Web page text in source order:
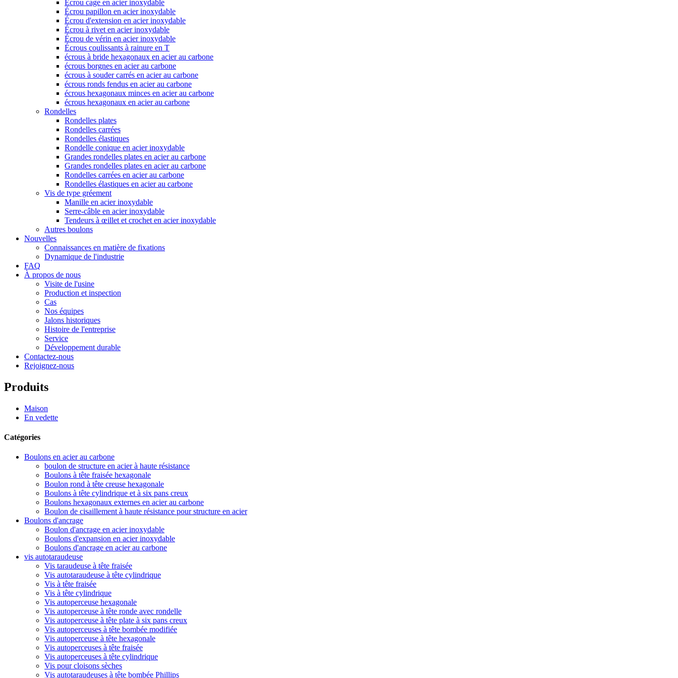
Écrou cage en acier inoxydable
Écrou papillon en acier inoxydable
Écrou d'extension en acier inoxydable
Écrou à rivet en acier inoxydable
Écrou de vérin en acier inoxydable
Écrous coulissants à rainure en T
écrous à bride hexagonaux en acier au carbone
écrous borgnes en acier au carbone
écrous à souder carrés en acier au carbone
écrous ronds fendus en acier au carbone
écrous hexagonaux minces en acier au carbone
écrous hexagonaux en acier au carbone
Rondelles
Rondelles plates
Rondelles carrées
Rondelles élastiques
Rondelle conique en acier inoxydable
Grandes rondelles plates en acier au carbone
Grandes rondelles plates en acier au carbone
Rondelles carrées en acier au carbone
Rondelles élastiques en acier au carbone
Vis de type gréement
Manille en acier inoxydable
Serre-câble en acier inoxydable
Tendeurs à œillet et crochet en acier inoxydable
Autres boulons
Nouvelles
Connaissances en matière de fixations
Dynamique de l'industrie
FAQ
À propos de nous
Visite de l'usine
Production et inspection
Cas
Nos équipes
Jalons historiques
Histoire de l'entreprise
Service
Développement durable
Contactez-nous
Rejoignez-nous
Produits
Maison
En vedette
Catégories
Boulons en acier au carbone
boulon de structure en acier à haute résistance
Boulons à tête fraisée hexagonale
Boulon rond à tête creuse hexagonale
Boulons à tête cylindrique et à six pans creux
Boulons hexagonaux externes en acier au carbone
Boulon de cisaillement à haute résistance pour structure en acier
Boulons d'ancrage
Boulon d'ancrage en acier inoxydable
Boulons d'expansion en acier inoxydable
Boulons d'ancrage en acier au carbone
vis autotaraudeuse
Vis taraudeuse à tête fraisée
Vis autotaraudeuse à tête cylindrique
Vis à tête fraisée
Vis à tête cylindrique
Vis autoperceuse hexagonale
Vis autoperceuse à tête ronde avec rondelle
Vis autoperceuse à tête plate à six pans creux
Vis autoperceuses à tête bombée modifiée
Vis autoperceuse à tête hexagonale
Vis autoperceuses à tête fraisée
Vis autoperceuses à tête cylindrique
Vis pour cloisons sèches
Vis autotaraudeuses à tête bombée Phillips